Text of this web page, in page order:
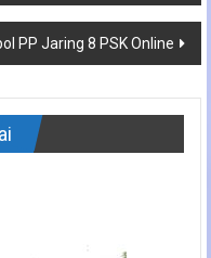
PP Jaring 8 PSK Online